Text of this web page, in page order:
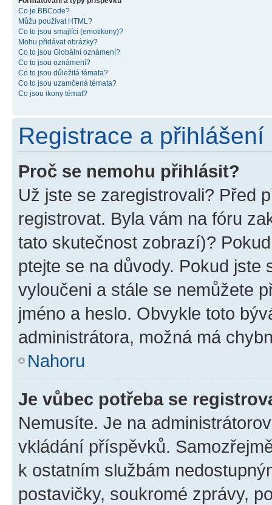
Co je BBCode?
Můžu používat HTML?
Co to jsou smajlíci (emotikony)?
Mohu přidávat obrázky?
Co to jsou Globální oznámení?
Co to jsou oznámení?
Co to jsou důležitá témata?
Co to jsou uzamčená témata?
Co jsou ikony témat?
Registrace a přihlášení
Proč se nemohu přihlásit?
Už jste se zaregistrovali? Před
registrovat. Byla vám na fóru
tato skutečnost zobrazí)?
ptejte se na důvody. Pokud jste
vyloučeni a stále se nemůžete
jméno a heslo. Obvykle toto
administrátora, možná má
Nahoru
Je vůbec potřeba se
Nemusíte. Je na
vkládání příspěvků.
k ostatním službám
postavičky, soukromé zprávy,